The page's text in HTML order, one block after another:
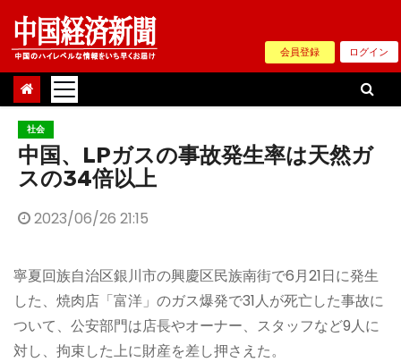
Skip
content
会員登録 ログイン
社会
中国、LPガスの事故発生率は天然ガ
スの34倍以上
2023/06/26 21:15
寧夏回族自治区銀川市の興慶区民族南街で6月21日に発生
した、焼肉店「富洋」のガス爆発で31人が死亡した事故に
ついて、公安部門は店長やオーナー、スタッフなど9人に
対し、拘束した上に財産を差し押さえた。